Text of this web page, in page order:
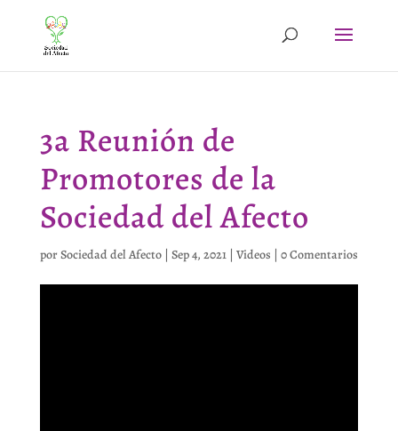
3a Reunión de
Promotores de la
Sociedad del Afecto
porSociedad del Afecto| Sep 4, 2021| Videos | 0 Comentarios